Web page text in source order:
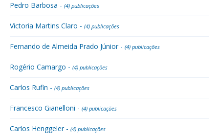
Pedro Barbosa - (4) publicações
Victoria Martins Claro - (4) publicações
Fernando de Almeida Prado Júnior - (4) publicações
Rogério Camargo - (4) publicações
Carlos Rufin - (4) publicações
Francesco Gianelloni - (4) publicações
Carlos Henggeler - (4) publicações